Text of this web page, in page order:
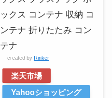
ックス コンテナ 収納 コ
ンテナ 折りたたみ コン
テナ
created by Rinker
楽天市場
Yahooショッピング